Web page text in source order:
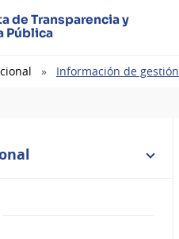
de Transparencia y
Pública
Información de gestión